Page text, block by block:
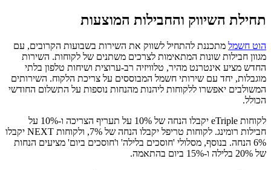
תחילת השיווק והחבילות המוצעות
הוט חשמל מתכננת להתחיל לשווק את השירות בשבועות הקרובים, עם
מגוון חבילות שונות המתאימות לצרכים משתנים של לקוחות. השירות
החדש מציע אינטרנט מהיר, טלוויזיה רב-ערוצית ושיחות טלפון בלתי
מוגבלות, יחד עם שירותי חשמל המבוססים על צריכת הלקוח. השירותים
המשולבים יאפשרו ללקוחות ליהנות מהנחות נוספות על התשלום החודשי
הכולל.
לקוחות eTriple יקבלו הנחה של 10% על תעריף הצריכה ו-10% על
חבילות רומינג. לקוחות טריפל יקבלו הנחה של 7%, ולקוחות NEXT יקבלו
6% הנחה. בנוסף, מסלולי 'חוסכים בלילה' ו'חוסכים ביום' מציעים הנחות
של 20% בלילה ו-15% ביום בהתאמה.